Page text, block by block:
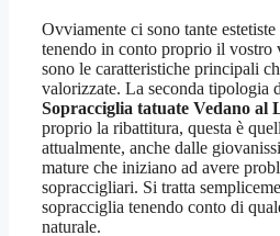
Ovviamente ci sono tante
tenendo in conto proprio il vostro
sono le caratteristiche principali
valorizzate. La seconda tipologia
Sopracciglia tatuate Vedano al
proprio la ribattitura, questa è
attualmente, anche dalle
mature che iniziano ad avere
sopraccigliari. Si tratta
sopracciglia tenendo conto di
naturale.